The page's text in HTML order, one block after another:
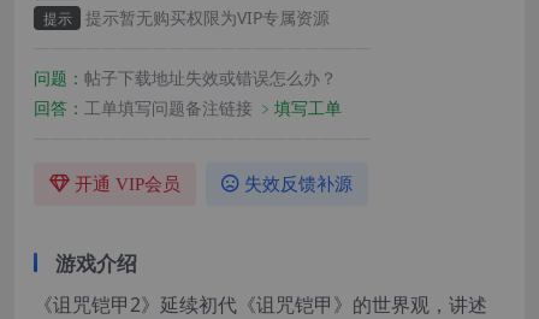
提示
提示暂无购买权限为VIP专属资源
问题： 帖子下载地址失效或错误怎么办？
回答： 工单填写问题备注链接 ﹥填写工单
开通 VIP会员 失效反馈补源
游戏介绍
《诅咒铠甲2》延续初代《诅咒铠甲》的世界观，讲述